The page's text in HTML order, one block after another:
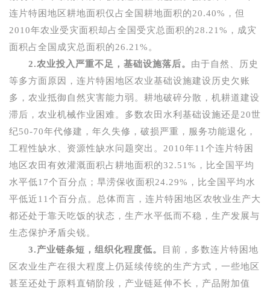
连片特困地区耕地面积仅占全国耕地面积的20.40% ，但
2010年农业受灾面积却占全国受灾总面积的28.21% ，成灾
面积占全国成灾总面积的26.21% 。
2.农业投入严重不足，基础设施落后。 由于自然、历史
等多方面原因，连片特困地区农业基础设施建设历史欠账
多，农业抵御自然灾害能力弱。耕地破碎分散，机耕道建设
滞后，农业机械作业困难。多数农田水利基础设施还是20世
纪50-70年代修建，年久失修，破损严重，服务功能退化，
工程性缺水、资源性缺水问题突出。 2010年11 个连片特困
地区农田有效灌溉面积占耕地面积的32.51% ，比全国平均
水平低17个百分点；旱涝保收面积24.29% ，比全国平均水
平低近11 个百分点。总体而言，连片特困地区农牧业生产大
都还处于靠天吃饭的状态，生产水平低而不稳，生产发展与
生态保护矛盾尖锐。
3.产业链条短，组织化程度低。
目前，多数连片特困地
区农业生产在很大程度上仍延续传统的生产方式，一些地区
甚至还处于原料直销阶段，产业链延伸不长，产品附加值